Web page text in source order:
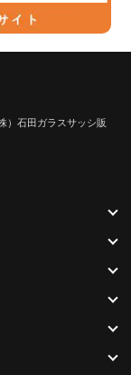
）石田ガラスサッシ販